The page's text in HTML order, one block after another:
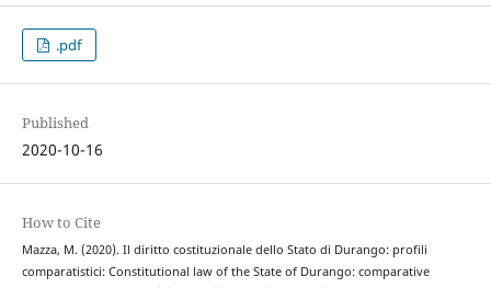
.pdf
Published
2020-10-16
How to Cite
Mazza, M. (2020). Il diritto costituzionale dello Stato di Durango: profili
comparatistici: Constitutional law of the State of Durango: comparative